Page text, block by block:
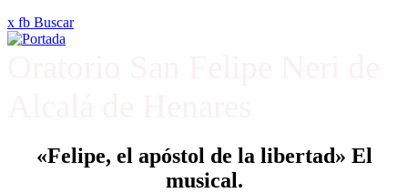
x fb Buscar
«Felipe, el apóstol de la libertad» El
musical.